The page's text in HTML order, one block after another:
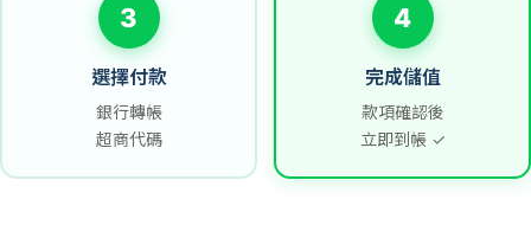
3
選擇付款
銀行轉帳
超商代碼
4
完成儲值
款項確認後
立即到帳 ✓